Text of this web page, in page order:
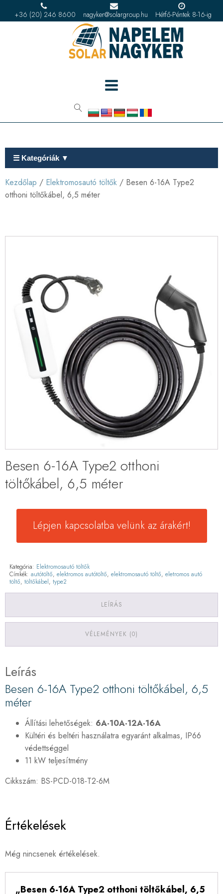
+36 (20) 246 8600 nagyker@solargroup.hu Hétfő-Péntek 8-16-ig
☰ Kategóriák ▼
Kezdőlap / Elektromosautó töltők / Besen 6-16A Type2
otthoni töltőkábel, 6,5 méter
Besen 6-16A Type2 otthoni
töltőkábel, 6,5 méter
Lépjen kapcsolatba velünk az árakért!
Kategória: Elektromosautó töltők
Címkék: autótöltő, elektromos autótöltő, elektromosautó töltő, eletromos autó
töltő, töltőkábel, type2
LEÍRÁS
VÉLEMÉNYEK (0)
Leírás
Besen 6-16A Type2 otthoni töltőkábel, 6,5
méter
Állítási lehetőségek: 6A-10A-12A-16A
Kültéri és beltéri használatra egyaránt alkalmas, IP66
védettséggel
11 kW teljesítmény
Cikkszám: BS-PCD-018-T2-6M
Értékelések
Még nincsenek értékelések.
„Besen 6-16A Type2 otthoni töltőkábel, 6,5